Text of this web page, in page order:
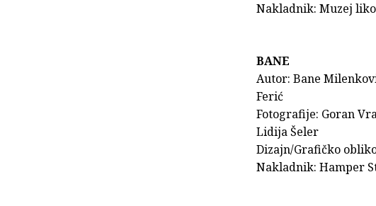
Nakladnik: Muzej
BANE
Autor: Bane
Ferić
Fotografije: Goran
Lidija Šeler
Dizajn/Grafičko
Nakladnik: Hamper